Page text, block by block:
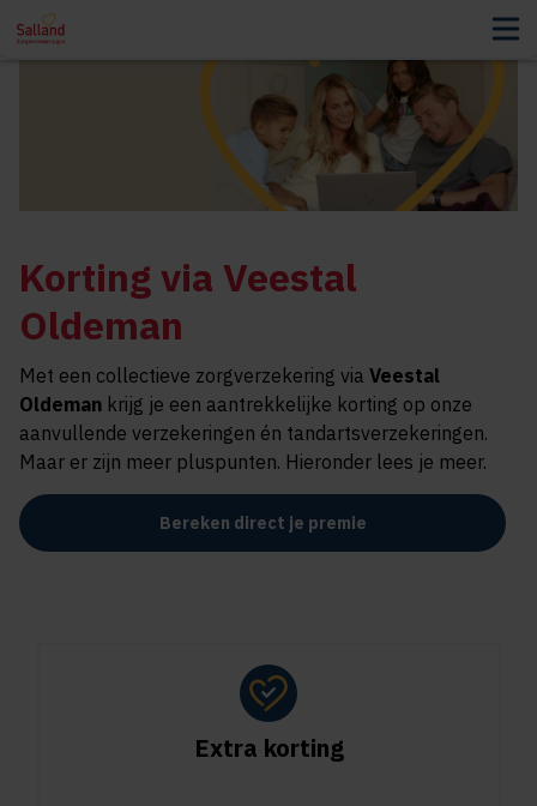
Korting via Veestal
Oldeman
Met een collectieve zorgverzekering via Veestal
Oldeman krijg je een aantrekkelijke korting op onze
aanvullende verzekeringen én tandartsverzekeringen.
Maar er zijn meer pluspunten. Hieronder lees je meer.
Bereken direct je premie
Extra korting